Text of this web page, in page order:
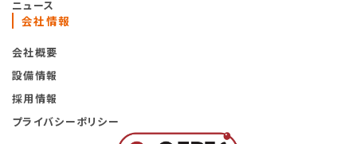
ニュース
会社情報
会社概要
設備情報
採用情報
プライバシーポリシー